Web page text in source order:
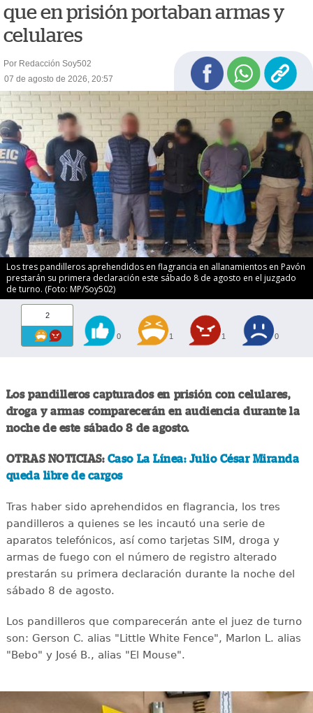
que en prisión portaban armas y
celulares
Por Redacción Soy502
07 de agosto de 2026, 20:57
Los tres pandilleros aprehendidos en flagrancia en allanamientos en Pavón
prestarán su primera declaración este sábado 8 de agosto en el juzgado
de turno. (Foto: MP/Soy502)
2
0 1 1 0
Los pandilleros capturados en prisión con celulares,
droga y armas comparecerán en audiencia durante la
noche de este sábado 8 de agosto.
OTRAS NOTICIAS: Caso La Línea: Julio César Miranda
queda libre de cargos
Tras haber sido aprehendidos en flagrancia, los tres
pandilleros a quienes se les incautó una serie de
aparatos telefónicos, así como tarjetas SIM, droga y
armas de fuego con el número de registro alterado
prestarán su primera declaración durante la noche del
sábado 8 de agosto.
Los pandilleros que comparecerán ante el juez de turno
son: Gerson C. alias "Little White Fence", Marlon L. alias
"Bebo" y José B., alias "El Mouse".